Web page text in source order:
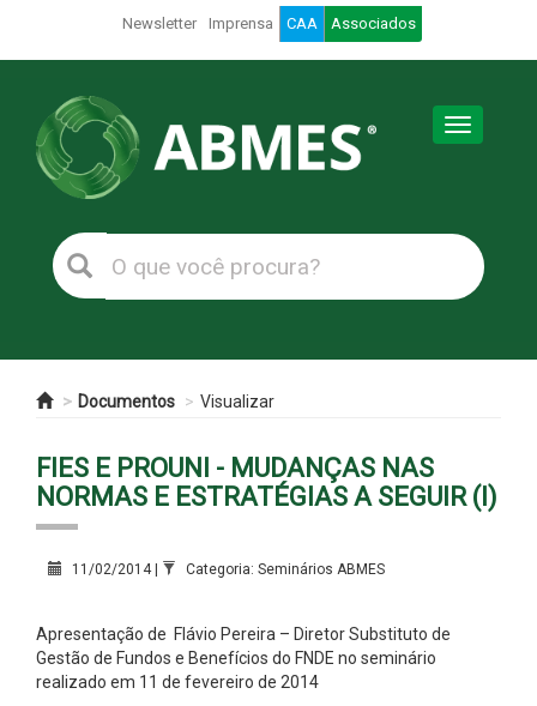
Newsletter Imprensa CAA Associados
Toggle
Documentos Visualizar
FIES E PROUNI - MUDANÇAS NAS
NORMAS E ESTRATÉGIAS A SEGUIR (I)
11/02/2014 | Categoria: Seminários ABMES
Apresentação de Flávio Pereira – Diretor Substituto de
Gestão de Fundos e Benefícios do FNDE no seminário
realizado em 11 de fevereiro de 2014